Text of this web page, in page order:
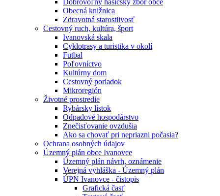
Dobrovoľný hasičský zbor obce
Obecná knižnica
Zdravotná starostlivosť
Cestovný ruch, kultúra, šport
Ivanovská skala
Cyklotrasy a turistika v okolí
Futbal
Poľovníctvo
Kultúrny dom
Cestovný poriadok
Mikroregión
Životné prostredie
Rybársky lístok
Odpadové hospodárstvo
Znečisťovanie ovzdušia
Ako sa chovať pri nepriazni počasia?
Ochrana osobných údajov
Územný plán obce Ivanovce
Územný plán návrh, oznámenie
Verejná vyhláška - Územný plán
ÚPN Ivanovce - čistopis
Grafická časť